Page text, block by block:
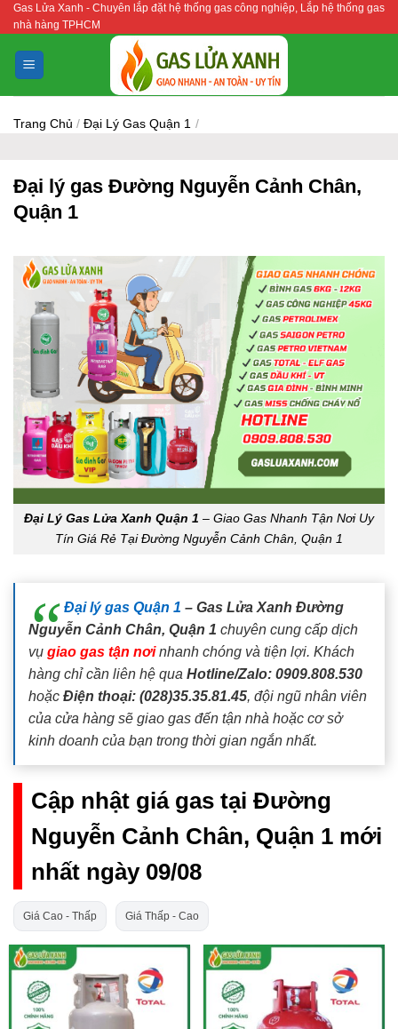
Bỏ
qua
nội
dung
Gas Lửa Xanh - Chuyên lắp đặt hệ thống gas công nghiệp, Lắp hệ thống gas
nhà hàng TPHCM
Trang Chủ / Đại Lý Gas Quận 1 /
Đại lý gas Đường Nguyễn Cảnh Chân,
Quận 1
Đại Lý Gas Lửa Xanh Quận 1 – Giao Gas Nhanh Tận Nơi Uy
Tín Giá Rẻ Tại Đường Nguyễn Cảnh Chân, Quận 1
Đại lý gas Quận 1 – Gas Lửa Xanh Đường
Nguyễn Cảnh Chân, Quận 1 chuyên cung cấp dịch
vụ giao gas tận nơinhanh chóng và tiện lợi. Khách
hàng chỉ cần liên hệ qua Hotline/Zalo: 0909.808.530
hoặc Điện thoại: (028)35.35.81.45, đội ngũ nhân viên
của cửa hàng sẽ giao gas đến tận nhà hoặc cơ sở
kinh doanh của bạn trong thời gian ngắn nhất.
Cập nhật giá gas tại Đường
Nguyễn Cảnh Chân, Quận 1 mới
nhất ngày 09/08
Giá Cao - Thấp Giá Thấp - Cao